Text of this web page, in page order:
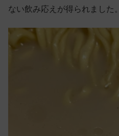
ない飲み応えが得られました。